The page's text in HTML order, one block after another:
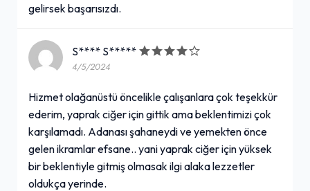
gelirsek başarısızdı.
S**** S*****
4/5/2024
Hizmet olağanüstü öncelikle çalışanlara çok teşekkür
ederim, yaprak ciğer için gittik ama beklentimizi çok
karşılamadı. Adanası şahaneydi ve yemekten önce
gelen ikramlar efsane.. yani yaprak ciğer için yüksek
bir beklentiyle gitmiş olmasak ilgi alaka lezzetler
oldukça yerinde.